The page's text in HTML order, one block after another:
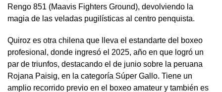
Rengo 851 (Maavis Fighters Ground), devolviendo la
magia de las veladas pugilísticas al centro penquista.
Quiroz es otra chilena que lleva el estandarte del boxeo
profesional, donde ingresó el 2025, año en que logró un
par de triunfos, destacando el de junio sobre la peruana
Rojana Paisig, en la categoría Súper Gallo. Tiene un
amplio recorrido previo en el boxeo amateur y también es